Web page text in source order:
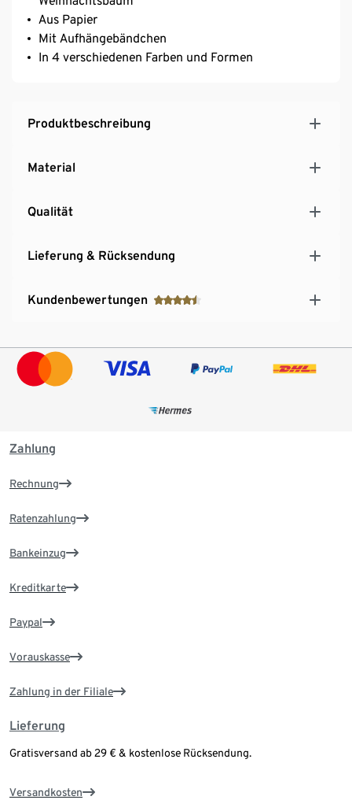
Aus Papier
Mit Aufhängebändchen
In 4 verschiedenen Farben und Formen
Produktbeschreibung
Material
Qualität
Lieferung & Rücksendung
Kundenbewertungen
Zahlung
Rechnung
Ratenzahlung
Bankeinzug
Kreditkarte
Paypal
Vorauskasse
Zahlung in der Filiale
Lieferung
Gratisversand ab 29 € & kostenlose Rücksendung.
Versandkosten